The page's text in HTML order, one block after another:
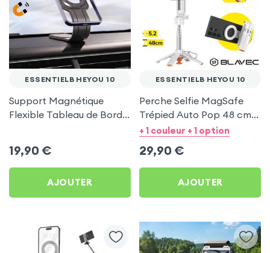
ESSENTIELB HEYOU 10
Support Magnétique
Flexible Tableau de Bord
19,90 €
AJOUTER
ESSENTIELB HEYOU 10
Perche Selfie MagSafe
Trépied Auto Pop 48 cm
Blanc pour Essentielb
+ 1 couleur + 1 option
29,90 €
AJOUTER